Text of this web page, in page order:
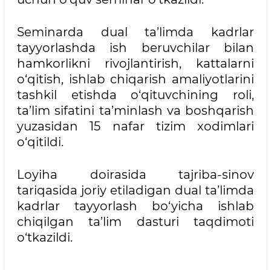
Seminarda dual ta’limda kadrlar
tayyorlashda ish beruvchilar bilan
hamkorlikni rivojlantirish, kattalarni
o‘qitish, ishlab chiqarish amaliyotlarini
tashkil etishda o‘qituvchining roli,
ta’lim sifatini ta’minlash va boshqarish
yuzasidan 15 nafar tizim xodimlari
o‘qitildi.
Loyiha doirasida tajriba-sinov
tariqasida joriy etiladigan dual ta’limda
kadrlar tayyorlash bo‘yicha ishlab
chiqilgan ta’lim dasturi taqdimoti
o‘tkazildi.